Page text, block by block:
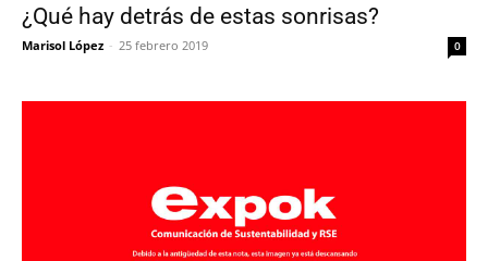
¿Qué hay detrás de estas sonrisas?
Marisol López - 25 febrero 2019 0